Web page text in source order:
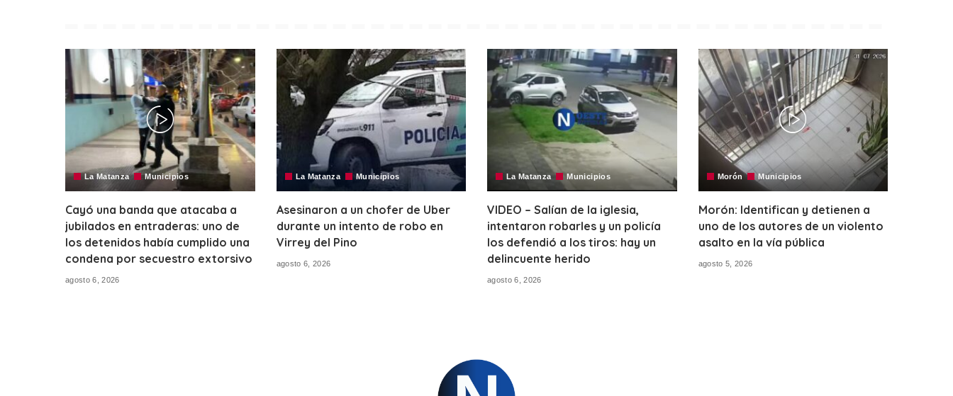
La Matanza Municipios
Cayó una banda que atacaba a
jubilados en entraderas: uno de
los detenidos había cumplido una
condena por secuestro extorsivo
agosto 6, 2026
La Matanza Municipios
Asesinaron a un chofer de Uber
durante un intento de robo en
Virrey del Pino
agosto 6, 2026
La Matanza Municipios
VIDEO – Salían de la iglesia,
intentaron robarles y un policía
los defendió a los tiros: hay un
delincuente herido
agosto 6, 2026
Morón Municipios
Morón: Identifican y detienen a
uno de los autores de un violento
asalto en la vía pública
agosto 5, 2026